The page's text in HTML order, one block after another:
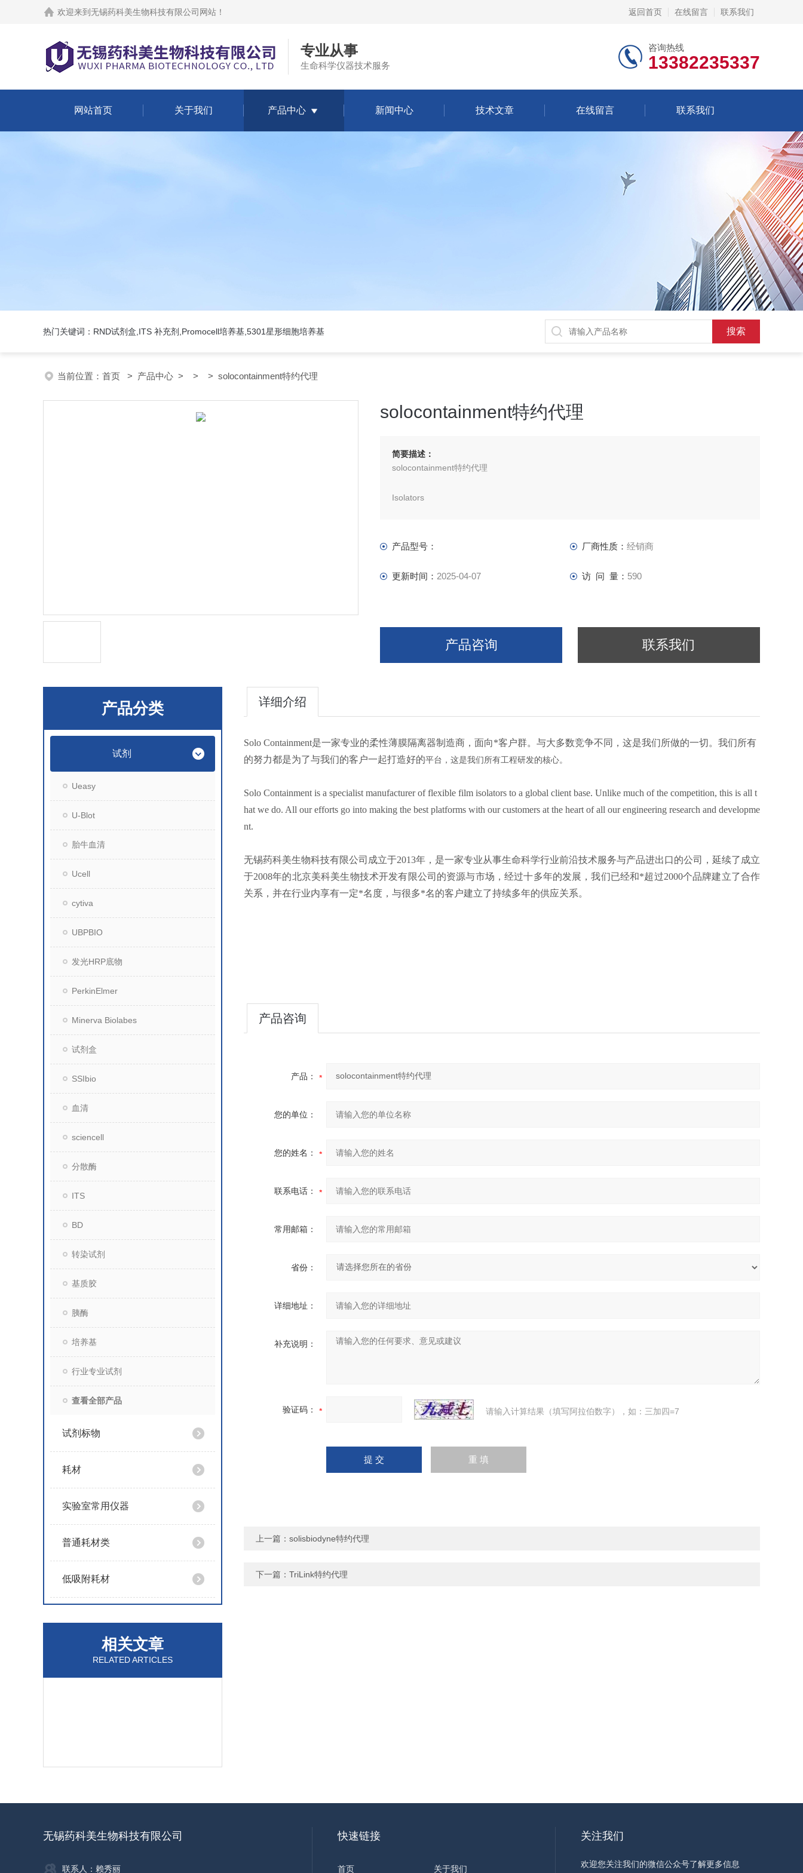
欢迎来到 无锡药科美生物科技有限公司网站 ！ 返回首页 在线留言 联系我们
专业从事
生命科学仪器技术服务
咨询热线
13382235337
网站首页 关于我们 产品中心 新闻中心 技术文章 在线留言 联系我们
热门关键词：RND试剂盒,ITS 补充剂,Promocell培养基,5301星形细胞培养基
当前位置： 首页 > 产品中心 > > > solocontainment特约代理
solocontainment特约代理
简要描述：
solocontainment特约代理
Isolators
产品型号： 厂商性质： 经销商
更新时间： 2025-04-07 访 问 量： 590
产品咨询 联系我们
产品分类
试剂
Ueasy
U-Blot
胎牛血清
Ucell
cytiva
UBPBIO
发光HRP底物
PerkinElmer
Minerva Biolabes
试剂盒
SSIbio
血清
sciencell
分散酶
ITS
BD
转染试剂
基质胶
胰酶
培养基
行业专业试剂
查看全部产品
试剂标物
耗材
实验室常用仪器
普通耗材类
低吸附耗材
相关文章
RELATED ARTICLES
详细介绍
Solo Containment是一家专业的柔性薄膜隔离器制造商，面向*客户群。与大多数竞争不同，这是我们所做的一切。我们所有
的努力都是为了与我们的客户一起打造好的平台，这是我们所有工程研发的核心。
Solo Containment is a specialist manufacturer of flexible film isolators to a global client base. Unlike much of the competition, this is all t
hat we do. All our efforts go into making the best platforms with our customers at the heart of all our engineering research and developme
nt.
无锡药科美生物科技有限公司成立于2013年，是一家专业从事生命科学行业前沿技术服务与产品进出口的公司，延续了成立
于2008年的北京美科美生物技术开发有限公司的资源与市场，经过十多年的发展，我们已经和*超过2000个品牌建立了合作
关系，并在行业内享有一定*名度，与很多*名的客户建立了持续多年的供应关系。
产品咨询
产品：
您的单位：
您的姓名：
联系电话：
常用邮箱：
省份：
详细地址：
补充说明：
验证码： 请输入计算结果（填写阿拉伯数字），如：三加四=7
上一篇： solisbiodyne特约代理
下一篇： TriLink特约代理
无锡药科美生物科技有限公司
联系人：赖秀丽
快速链接
首页 关于我们
关注我们
欢迎您关注我们的微信公众号了解更多信息